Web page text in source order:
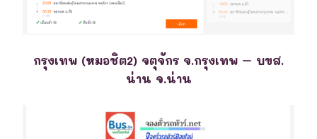
กรุงเทพ (หมอชิต2) จตุจักร จ.กรุงเทพ – บขส.
น่าน จ.น่าน